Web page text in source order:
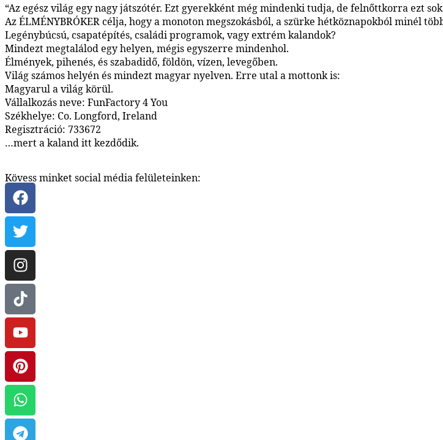
“Az egész világ egy nagy játszótér. Ezt gyerekként még mindenki tudja, de felnőttkorra ezt
Az ÉLMÉNYBRÓKER célja, hogy a monoton megszokásból, a szürke hétköznapokból minél
Legénybúcsú, csapatépítés, családi programok, vagy extrém kalandok?
Mindezt megtalálod egy helyen, mégis egyszerre mindenhol.
Élmények, pihenés, és szabadidő, földön, vízen, levegőben.
Világ számos helyén és mindezt magyar nyelven. Erre utal a mottonk is:
Magyarul a világ körül.
Vállalkozás neve: FunFactory 4 You
Székhelye: Co. Longford, Ireland
Regisztráció: 733672
…mert a kaland itt kezdődik.
Kövess minket social média felületeinken: